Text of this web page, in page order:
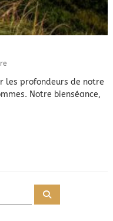
s
r
L
les profondeurs de notre
Notre bienséance,
R